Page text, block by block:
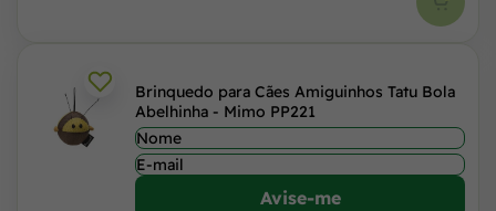
Brinquedo para Cães Amiguinhos Tatu Bola
Abelhinha - Mimo PP221
Avise-me